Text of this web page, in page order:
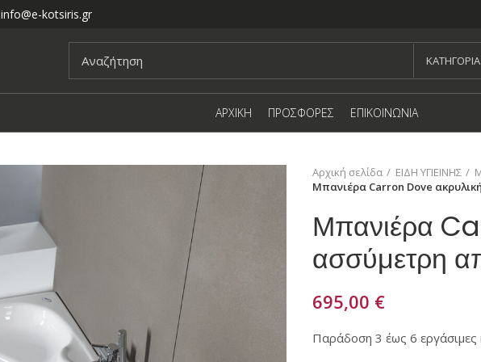
info@e-kotsiris.gr
KΑΤΗΓΟΡΙΑ
ΑΡΧΙΚΗ ΠΡΟΣΦΟΡΕΣ ΕΠΙΚΟΙΝΩΝΙΑ
Αρχική σελίδα ΕΙΔΗ ΥΓΙΕΙΝΗΣ
Μπανιέρα Carron Dove
Μπανιέρα
ασσύμετρη
695,00 €
Παράδοση 3 έως 6 εργάσιμες